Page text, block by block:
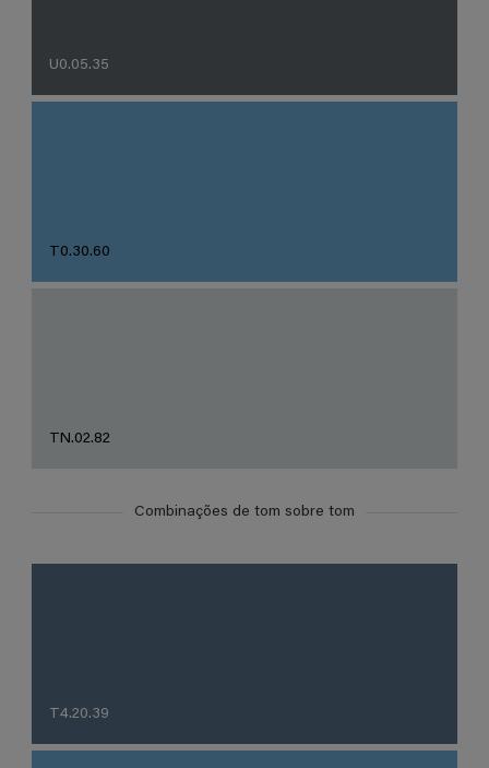
U0.05.35
T0.30.60
TN.02.82
Combinações de tom sobre tom
T4.20.39